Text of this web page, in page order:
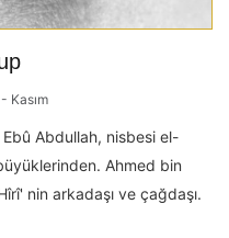
Kasım
Abdullah, nisbesi el-
Ahmed bin
nin arkadaşı ve çağdaşı.